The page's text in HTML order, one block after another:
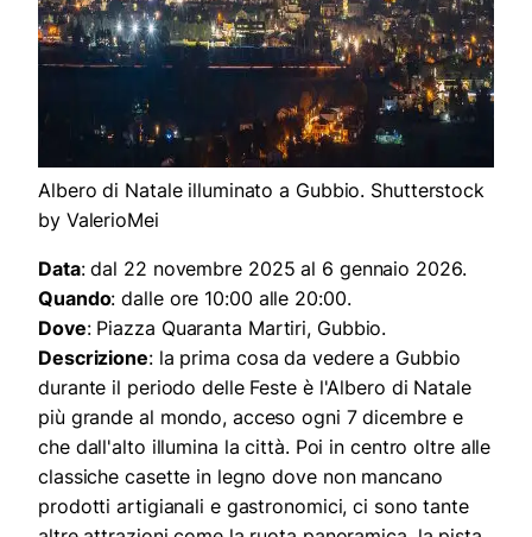
Albero di Natale illuminato a Gubbio. Shutterstock
by ValerioMei
Data: dal 22 novembre 2025 al 6 gennaio 2026.
Quando: dalle ore 10:00 alle 20:00.
Dove: Piazza Quaranta Martiri, Gubbio.
Descrizione: la prima cosa da vedere a Gubbio
durante il periodo delle Feste è l'Albero di Natale
più grande al mondo, acceso ogni 7 dicembre e
che dall'alto illumina la città. Poi in centro oltre alle
classiche casette in legno dove non mancano
prodotti artigianali e gastronomici, ci sono tante